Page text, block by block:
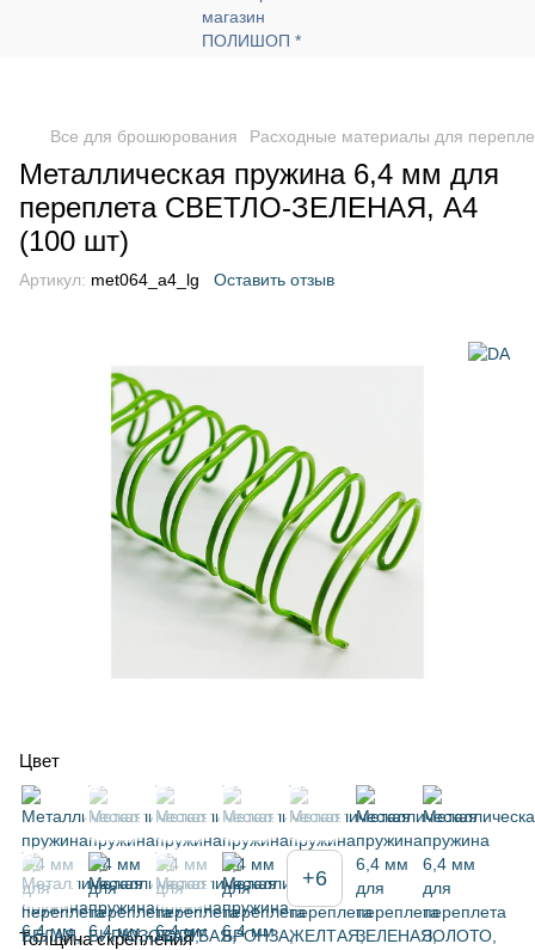
Все для брошюрования Расходные материалы для
Металлическая пружина 6,4 мм для
переплета СВЕТЛО-ЗЕЛЕНАЯ, А4
(100 шт)
Артикул: met064_a4_lg Оставить отзыв
Цвет
+6
Толщина скрепления